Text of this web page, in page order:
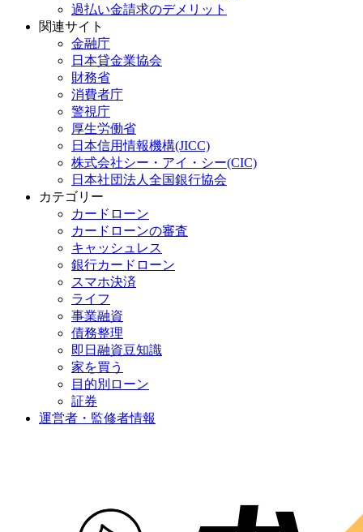
過払い金請求のデメリット
関連サイト
金融庁
日本貸金業協会
財務省
消費者庁
警視庁
厚生労働省
日本信用情報機構(JICC)
株式会社シー・アイ・シー(CIC)
日本社団法人全国銀行協会
カテゴリー
カードローン
カードローンの審査
キャッシュレス
銀行カードローン
スマホ決済
ライフ
事業融資
債務整理
即日融資豆知識
家を買う
目的別ローン
証券
運営者・監修者情報